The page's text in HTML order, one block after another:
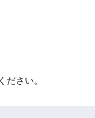
さい。